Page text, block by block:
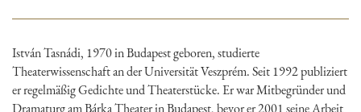
István Tasnádi, 1970 in Budapest geboren, studierte
Theaterwissenschaft an der Universität Veszprém. Seit 1992 publiziert
er regelmäßig Gedichte und Theaterstücke. Er war Mitbegründer und
Dramaturg am Bárka Theater in Budapest, bevor er 2001 seine Arbeit